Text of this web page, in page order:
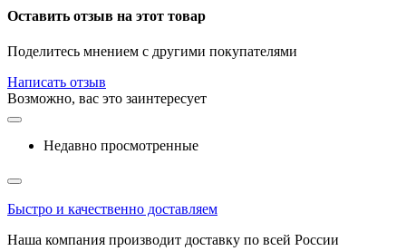
Оставить отзыв на этот товар
Поделитесь мнением с другими покупателями
Написать отзыв
Возможно, вас это заинтересует
Недавно просмотренные
Быстро и качественно доставляем
Наша компания производит доставку по всей России